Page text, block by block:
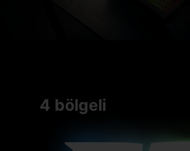
4 bölgeli